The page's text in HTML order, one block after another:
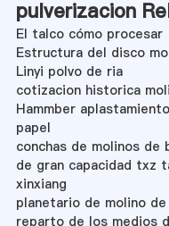
pulverizacion
El talco cómo procesar
Estructura del disco
Linyi polvo de ria
cotizacion historica
Hammber
papel
conchas de molinos de
de gran capacidad txz
xinxiang
planetario de molino
reparto de los medios